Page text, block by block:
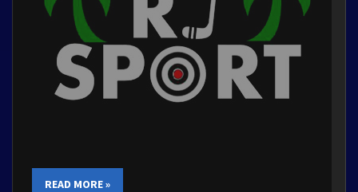
READ MORE »